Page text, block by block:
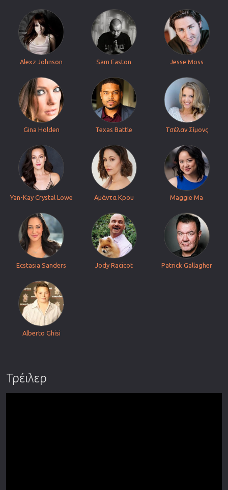
Alexz Johnson Sam Easton Jesse Moss
Gina Holden Texas Battle Τσέλαν Σίμονς
Yan-Kay Crystal Lowe Αμάντα Κρου Maggie Ma
Ecstasia Sanders Jody Racicot Patrick Gallagher
Alberto Ghisi
Τρέιλερ